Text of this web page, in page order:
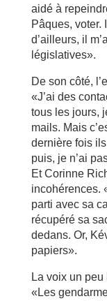
aidé à
Pâques, voter.
d’ailleurs, il
législatives».
De son côté,
«J’ai des
tous les jours,
mails. Mais
dernière fois
puis, je n’ai
Et Corinne
incohérences.
parti avec sa
récupéré sa
dedans. Or,
papiers».
La voix un
«Les